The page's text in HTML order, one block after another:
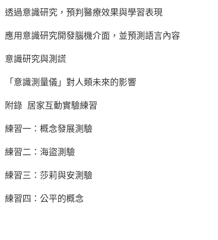
透過意識研究，預判醫療效果與學習表現
應用意識研究開發腦機介面，並預測語言內容
意識研究與測謊
「意識測量儀」對人類未來的影響
附錄 居家互動實驗練習
練習一：概念發展測驗
練習二：海盜測驗
練習三：莎莉與安測驗
練習四：公平的概念